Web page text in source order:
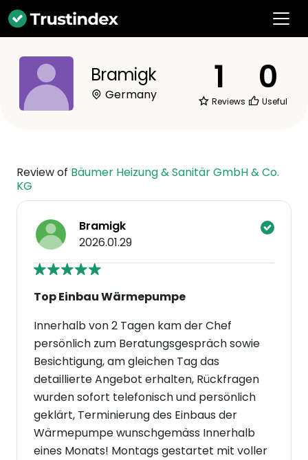
Bramigk
Germany 1
Reviews
0
Useful
Review of Bäumer Heizung & Sanitär GmbH & Co.
KG
Bramigk
2026.01.29
Top Einbau Wärmepumpe
Innerhalb von 2 Tagen kam der Chef
persönlich zum Beratungsgespräch sowie
Besichtigung, am gleichen Tag das
detaillierte Angebot erhalten, Rückfragen
wurden sofort telefonisch und persönlich
geklärt, Terminierung des Einbaus der
Wärmepumpe wunschgemäss Innerhalb
eines Monats! Montags gestartet mit voller